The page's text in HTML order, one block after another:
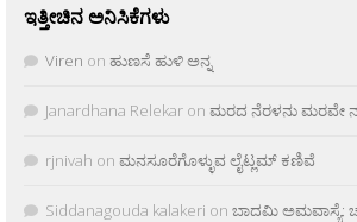
ಇತ್ತೀಚಿನ ಅನಿಸಿಕೆಗಳು
Viren on ಹುಣಸೆ ಹುಳಿ ಅನ್ನ
Janardhana Relekar on ಮರದ ನೆರಳನು ಮರವೇ
rjnivah on ಮನಸೂರೆಗೊಳ್ಳುವ ಲೈಟ್ಲಮ್ ಕಣಿವೆ
Siddanagouda kalakeri on ಬಾದಮಿ ಅಮವಾಸ್ಯೆ: